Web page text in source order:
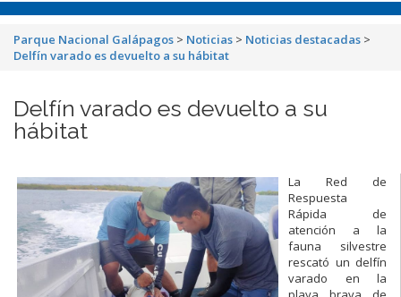
Parque Nacional Galápagos > Noticias > Noticias destacadas >
Delfín varado es devuelto a su hábitat
Delfín varado es devuelto a su
hábitat
La Red de
Respuesta
Rápida de
atención a la
fauna silvestre
rescató un delfín
varado en la